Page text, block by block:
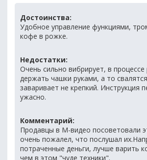
Достоинства:
Удобное управление функциями,
кофе в рожке.
Недостатки:
Очень сильно вибрирует, в
держать чашки руками, а то
заваривает не крепкий. Инструкция
ужасно.
Комментарий:
Продавцы в М-видео посоветовали
очень пожалел, что послушал
потраченные деньги, лучше варить
чем в этом "чуде техники".